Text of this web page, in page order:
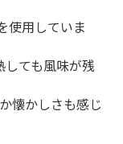
使用していま
ても風味が残
懐かしさも感じ